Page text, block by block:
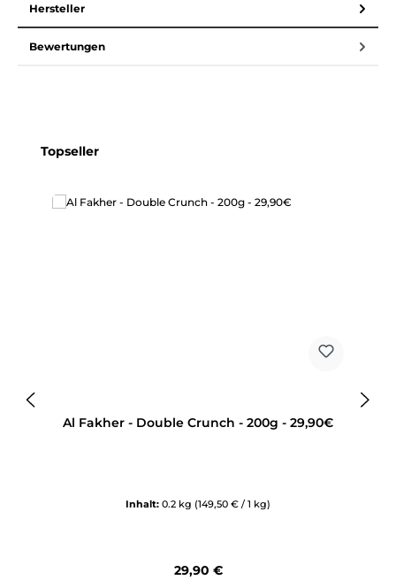
Hersteller
Bewertungen
Produktgalerie überspringen
Topseller
Al Fakher - Double Crunch - 200g - 29,90€
Inhalt: 0.2 kg (149,50 € / 1 kg)
Regulärer Preis:
29,90 €